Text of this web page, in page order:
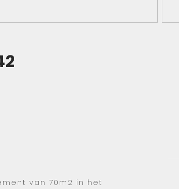
van 70m2 in het